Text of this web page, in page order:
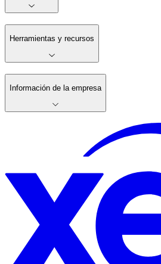
Herramientas y recursos
Información de la empresa